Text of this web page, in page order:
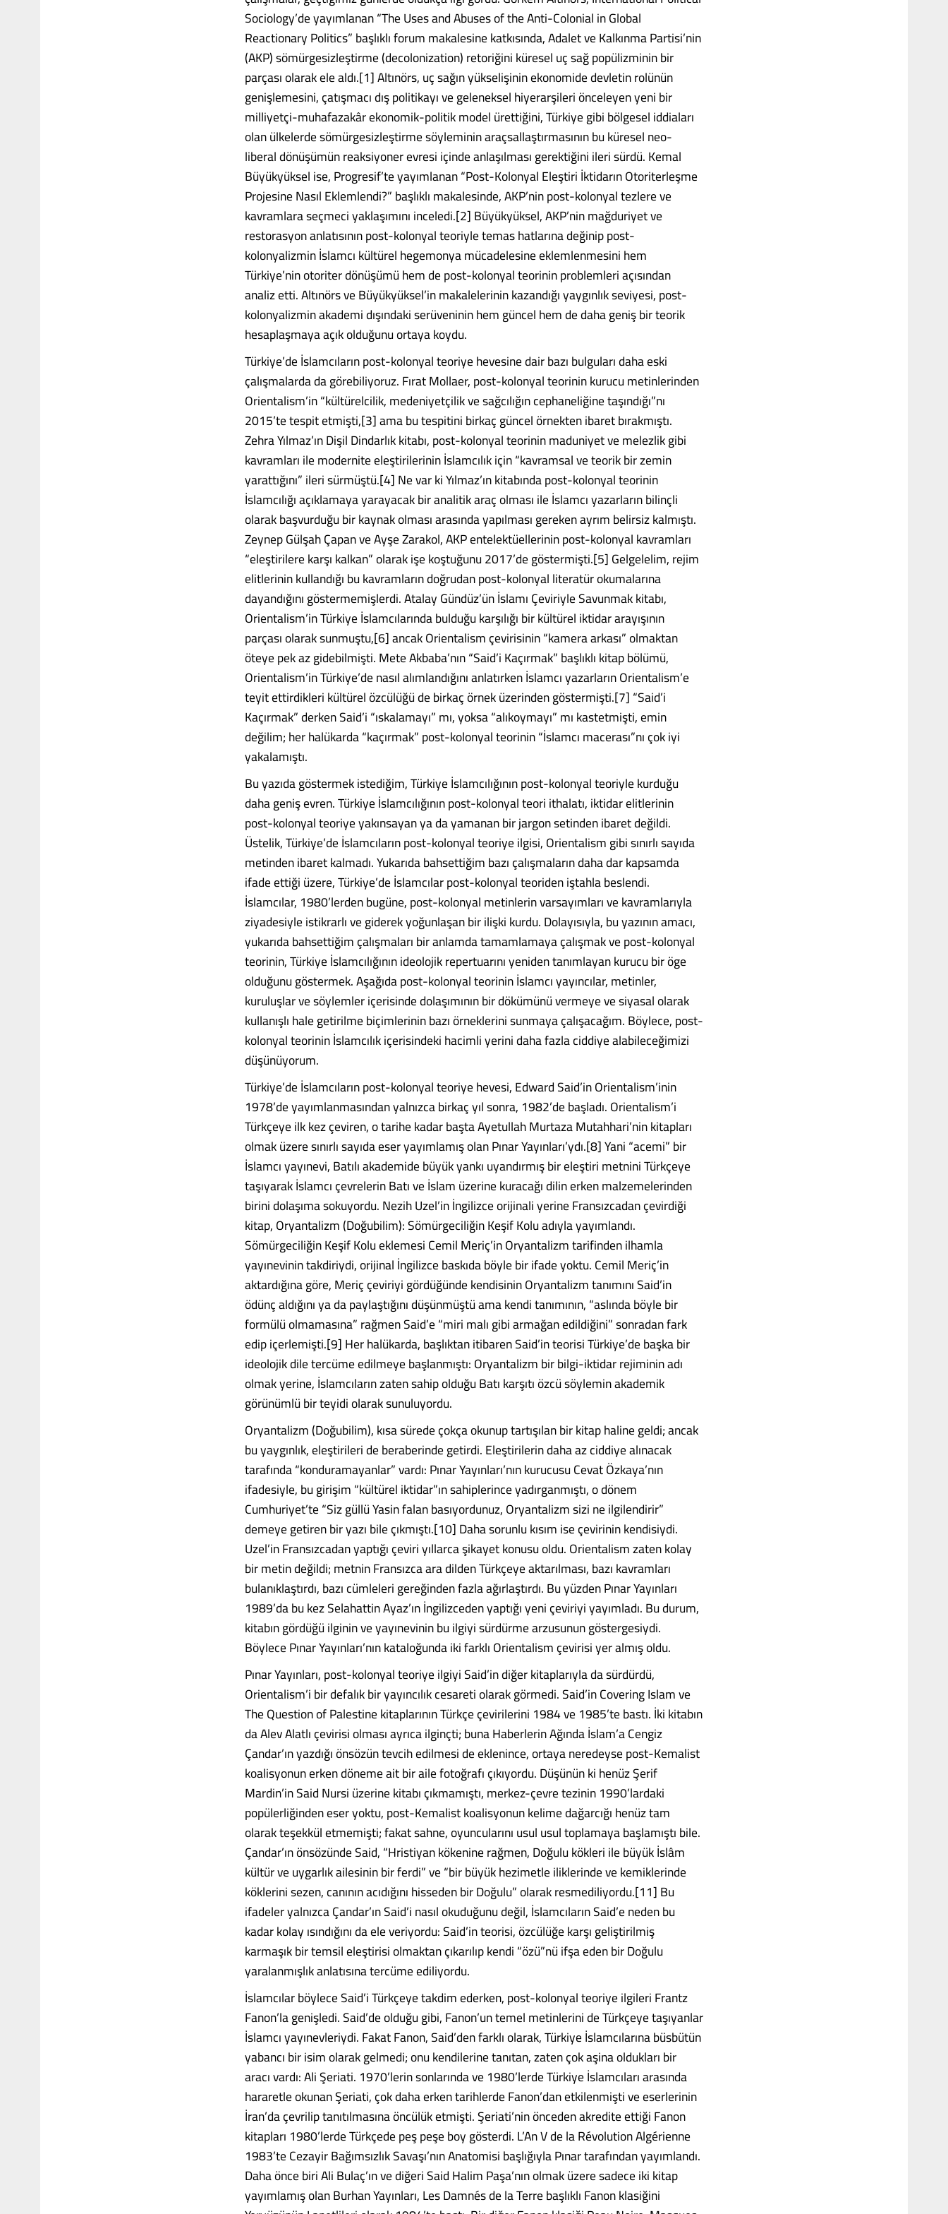
Sociology’de yayımlanan “The Uses and Abuses of the Anti-Colonial in Global
Reactionary Politics” başlıklı forum makalesine katkısında, Adalet ve Kalkınma Partisi’nin
(AKP) sömürgesizleştirme (decolonization) retoriğini küresel uç sağ popülizminin bir
parçası olarak ele aldı.[1] Altınörs, uç sağın yükselişinin ekonomide devletin rolünün
genişlemesini, çatışmacı dış politikayı ve geleneksel hiyerarşileri önceleyen yeni bir
milliyetçi-muhafazakâr ekonomik-politik model ürettiğini, Türkiye gibi bölgesel iddiaları
olan ülkelerde sömürgesizleştirme söyleminin araçsallaştırmasının bu küresel neo-
liberal dönüşümün reaksiyoner evresi içinde anlaşılması gerektiğini ileri sürdü. Kemal
Büyükyüksel ise, Progresif’te yayımlanan “Post-Kolonyal Eleştiri İktidarın Otoriterleşme
Projesine Nasıl Eklemlendi?” başlıklı makalesinde, AKP’nin post-kolonyal tezlere ve
kavramlara seçmeci yaklaşımını inceledi.[2] Büyükyüksel, AKP’nin mağduriyet ve
restorasyon anlatısının post-kolonyal teoriyle temas hatlarına değinip post-
kolonyalizmin İslamcı kültürel hegemonya mücadelesine eklemlenmesini hem
Türkiye’nin otoriter dönüşümü hem de post-kolonyal teorinin problemleri açısından
analiz etti. Altınörs ve Büyükyüksel’in makalelerinin kazandığı yaygınlık seviyesi, post-
kolonyalizmin akademi dışındaki serüveninin hem güncel hem de daha geniş bir teorik
hesaplaşmaya açık olduğunu ortaya koydu.
Türkiye’de İslamcıların post-kolonyal teoriye hevesine dair bazı bulguları daha eski
çalışmalarda da görebiliyoruz. Fırat Mollaer, post-kolonyal teorinin kurucu metinlerinden
Orientalism’in “kültürelcilik, medeniyetçilik ve sağcılığın cephaneliğine taşındığı”nı
2015’te tespit etmişti,[3] ama bu tespitini birkaç güncel örnekten ibaret bırakmıştı.
Zehra Yılmaz’ın Dişil Dindarlık kitabı, post-kolonyal teorinin maduniyet ve melezlik gibi
kavramları ile modernite eleştirilerinin İslamcılık için “kavramsal ve teorik bir zemin
yarattığını” ileri sürmüştü.[4] Ne var ki Yılmaz’ın kitabında post-kolonyal teorinin
İslamcılığı açıklamaya yarayacak bir analitik araç olması ile İslamcı yazarların bilinçli
olarak başvurduğu bir kaynak olması arasında yapılması gereken ayrım belirsiz kalmıştı.
Zeynep Gülşah Çapan ve Ayşe Zarakol, AKP entelektüellerinin post-kolonyal kavramları
“eleştirilere karşı kalkan” olarak işe koştuğunu 2017’de göstermişti.[5] Gelgelelim, rejim
elitlerinin kullandığı bu kavramların doğrudan post-kolonyal literatür okumalarına
dayandığını göstermemişlerdi. Atalay Gündüz’ün İslamı Çeviriyle Savunmak kitabı,
Orientalism’in Türkiye İslamcılarında bulduğu karşılığı bir kültürel iktidar arayışının
parçası olarak sunmuştu,[6] ancak Orientalism çevirisinin “kamera arkası” olmaktan
öteye pek az gidebilmişti. Mete Akbaba’nın “Said’i Kaçırmak” başlıklı kitap bölümü,
Orientalism’in Türkiye’de nasıl alımlandığını anlatırken İslamcı yazarların Orientalism’e
teyit ettirdikleri kültürel özcülüğü de birkaç örnek üzerinden göstermişti.[7] “Said’i
Kaçırmak” derken Said’i “ıskalamayı” mı, yoksa “alıkoymayı” mı kastetmişti, emin
değilim; her halükarda “kaçırmak” post-kolonyal teorinin “İslamcı macerası”nı çok iyi
yakalamıştı.
Bu yazıda göstermek istediğim, Türkiye İslamcılığının post-kolonyal teoriyle kurduğu
daha geniş evren. Türkiye İslamcılığının post-kolonyal teori ithalatı, iktidar elitlerinin
post-kolonyal teoriye yakınsayan ya da yamanan bir jargon setinden ibaret değildi.
Üstelik, Türkiye’de İslamcıların post-kolonyal teoriye ilgisi, Orientalism gibi sınırlı sayıda
metinden ibaret kalmadı. Yukarıda bahsettiğim bazı çalışmaların daha dar kapsamda
ifade ettiği üzere, Türkiye’de İslamcılar post-kolonyal teoriden iştahla beslendi.
İslamcılar, 1980’lerden bugüne, post-kolonyal metinlerin varsayımları ve kavramlarıyla
ziyadesiyle istikrarlı ve giderek yoğunlaşan bir ilişki kurdu. Dolayısıyla, bu yazının amacı,
yukarıda bahsettiğim çalışmaları bir anlamda tamamlamaya çalışmak ve post-kolonyal
teorinin, Türkiye İslamcılığının ideolojik repertuarını yeniden tanımlayan kurucu bir öge
olduğunu göstermek. Aşağıda post-kolonyal teorinin İslamcı yayıncılar, metinler,
kuruluşlar ve söylemler içerisinde dolaşımının bir dökümünü vermeye ve siyasal olarak
kullanışlı hale getirilme biçimlerinin bazı örneklerini sunmaya çalışacağım. Böylece, post-
kolonyal teorinin İslamcılık içerisindeki hacimli yerini daha fazla ciddiye alabileceğimizi
düşünüyorum.
Türkiye’de İslamcıların post-kolonyal teoriye hevesi, Edward Said’in Orientalism’inin
1978’de yayımlanmasından yalnızca birkaç yıl sonra, 1982’de başladı. Orientalism’i
Türkçeye ilk kez çeviren, o tarihe kadar başta Ayetullah Murtaza Mutahhari’nin kitapları
olmak üzere sınırlı sayıda eser yayımlamış olan Pınar Yayınları’ydı.[8] Yani “acemi” bir
İslamcı yayınevi, Batılı akademide büyük yankı uyandırmış bir eleştiri metnini Türkçeye
taşıyarak İslamcı çevrelerin Batı ve İslam üzerine kuracağı dilin erken malzemelerinden
birini dolaşıma sokuyordu. Nezih Uzel’in İngilizce orijinali yerine Fransızcadan çevirdiği
kitap, Oryantalizm (Doğubilim): Sömürgeciliğin Keşif Kolu adıyla yayımlandı.
Sömürgeciliğin Keşif Kolu eklemesi Cemil Meriç’in Oryantalizm tarifinden ilhamla
yayınevinin takdiriydi, orijinal İngilizce baskıda böyle bir ifade yoktu. Cemil Meriç’in
aktardığına göre, Meriç çeviriyi gördüğünde kendisinin Oryantalizm tanımını Said’in
ödünç aldığını ya da paylaştığını düşünmüştü ama kendi tanımının, “aslında böyle bir
formülü olmamasına” rağmen Said’e “miri malı gibi armağan edildiğini” sonradan fark
edip içerlemişti.[9] Her halükarda, başlıktan itibaren Said’in teorisi Türkiye’de başka bir
ideolojik dile tercüme edilmeye başlanmıştı: Oryantalizm bir bilgi-iktidar rejiminin adı
olmak yerine, İslamcıların zaten sahip olduğu Batı karşıtı özcü söylemin akademik
görünümlü bir teyidi olarak sunuluyordu.
Oryantalizm (Doğubilim), kısa sürede çokça okunup tartışılan bir kitap haline geldi; ancak
bu yaygınlık, eleştirileri de beraberinde getirdi. Eleştirilerin daha az ciddiye alınacak
tarafında “konduramayanlar” vardı: Pınar Yayınları’nın kurucusu Cevat Özkaya’nın
ifadesiyle, bu girişim “kültürel iktidar”ın sahiplerince yadırganmıştı, o dönem
Cumhuriyet’te “Siz güllü Yasin falan basıyordunuz, Oryantalizm sizi ne ilgilendirir”
demeye getiren bir yazı bile çıkmıştı.[10] Daha sorunlu kısım ise çevirinin kendisiydi.
Uzel’in Fransızcadan yaptığı çeviri yıllarca şikayet konusu oldu. Orientalism zaten kolay
bir metin değildi; metnin Fransızca ara dilden Türkçeye aktarılması, bazı kavramları
bulanıklaştırdı, bazı cümleleri gereğinden fazla ağırlaştırdı. Bu yüzden Pınar Yayınları
1989’da bu kez Selahattin Ayaz’ın İngilizceden yaptığı yeni çeviriyi yayımladı. Bu durum,
kitabın gördüğü ilginin ve yayınevinin bu ilgiyi sürdürme arzusunun göstergesiydi.
Böylece Pınar Yayınları’nın kataloğunda iki farklı Orientalism çevirisi yer almış oldu.
Pınar Yayınları, post-kolonyal teoriye ilgiyi Said’in diğer kitaplarıyla da sürdürdü,
Orientalism’i bir defalık bir yayıncılık cesareti olarak görmedi. Said’in Covering Islam ve
The Question of Palestine kitaplarının Türkçe çevirilerini 1984 ve 1985’te bastı. İki kitabın
da Alev Alatlı çevirisi olması ayrıca ilginçti; buna Haberlerin Ağında İslam’a Cengiz
Çandar’ın yazdığı önsözün tevcih edilmesi de eklenince, ortaya neredeyse post-Kemalist
koalisyonun erken döneme ait bir aile fotoğrafı çıkıyordu. Düşünün ki henüz Şerif
Mardin’in Said Nursi üzerine kitabı çıkmamıştı, merkez-çevre tezinin 1990’lardaki
popülerliğinden eser yoktu, post-Kemalist koalisyonun kelime dağarcığı henüz tam
olarak teşekkül etmemişti; fakat sahne, oyuncularını usul usul toplamaya başlamıştı bile.
Çandar’ın önsözünde Said, “Hristiyan kökenine rağmen, Doğulu kökleri ile büyük İslâm
kültür ve uygarlık ailesinin bir ferdi” ve “bir büyük hezimetle iliklerinde ve kemiklerinde
köklerini sezen, canının acıdığını hisseden bir Doğulu” olarak resmediliyordu.[11] Bu
ifadeler yalnızca Çandar’ın Said’i nasıl okuduğunu değil, İslamcıların Said’e neden bu
kadar kolay ısındığını da ele veriyordu: Said’in teorisi, özcülüğe karşı geliştirilmiş
karmaşık bir temsil eleştirisi olmaktan çıkarılıp kendi “özü”nü ifşa eden bir Doğulu
yaralanmışlık anlatısına tercüme ediliyordu.
İslamcılar böylece Said’i Türkçeye takdim ederken, post-kolonyal teoriye ilgileri Frantz
Fanon’la genişledi. Said’de olduğu gibi, Fanon’un temel metinlerini de Türkçeye taşıyanlar
İslamcı yayınevleriydi. Fakat Fanon, Said’den farklı olarak, Türkiye İslamcılarına büsbütün
yabancı bir isim olarak gelmedi; onu kendilerine tanıtan, zaten çok aşina oldukları bir
aracı vardı: Ali Şeriati. 1970’lerin sonlarında ve 1980’lerde Türkiye İslamcıları arasında
hararetle okunan Şeriati, çok daha erken tarihlerde Fanon’dan etkilenmişti ve eserlerinin
İran’da çevrilip tanıtılmasına öncülük etmişti. Şeriati’nin önceden akredite ettiği Fanon
kitapları 1980’lerde Türkçede peş peşe boy gösterdi. L’An V de la Révolution Algérienne
1983’te Cezayir Bağımsızlık Savaşı’nın Anatomisi başlığıyla Pınar tarafından yayımlandı.
Daha önce biri Ali Bulaç’ın ve diğeri Said Halim Paşa’nın olmak üzere sadece iki kitap
yayımlamış olan Burhan Yayınları, Les Damnés de la Terre başlıklı Fanon klasiğini